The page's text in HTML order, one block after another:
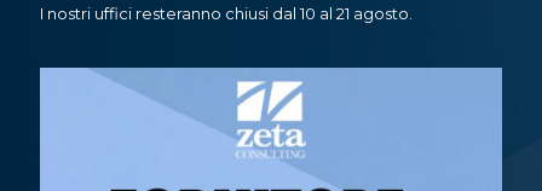
I nostri uffici resteranno chiusi dal 10 al 21 agosto.